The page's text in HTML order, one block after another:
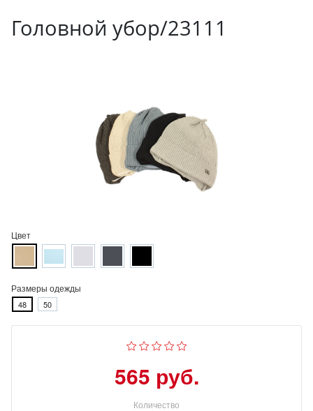
Головной убор/23111
Цвет
Размеры одежды
48 50
565 руб.
Количество